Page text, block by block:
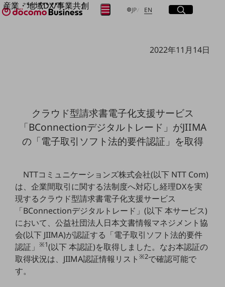
産業・地域DX/事業共創
OPEN HUB for Plural Futures
産業・地域DXプラットフォーマーとして
企業と地域が持続成長する社会を目指します
Smart City
Smart Education
Smart Mobility
Smart Worksite
生成AI(Generative AI)
地域の取り組み
地域社会を支える皆さまと地域課題の解決や
地域経済のさらなる活性化に取り組みます
自治体・地域社会との共創
LGPF(Local Government Platform)
別ウィンドウで開きます
JP日本語
EN Englishサイト内検索
開く
メニュー
開く
取り組みを検索
2022年11月14日
クラウド型請求書電子化支援サービス
「BConnectionデジタルトレード」がJIIMA
の「電子取引ソフト法的要件認証」を取得
NTTコミュニケーションズ株式会社(以下 NTT Com)
は、企業間取引に関する法制度へ対応し経理DXを実
現するクラウド型請求書電子化支援サービス
「BConnectionデジタルトレード」(以下 本サービス)
において、公益社団法人日本文書情報マネジメント協
会(以下 JIIMA)が認証する「電子取引ソフト法的要件
認証」※1(以下 本認証)を取得しました。なお本認証の
取得状況は、JIIMA認証情報リスト※2で確認可能で
す。